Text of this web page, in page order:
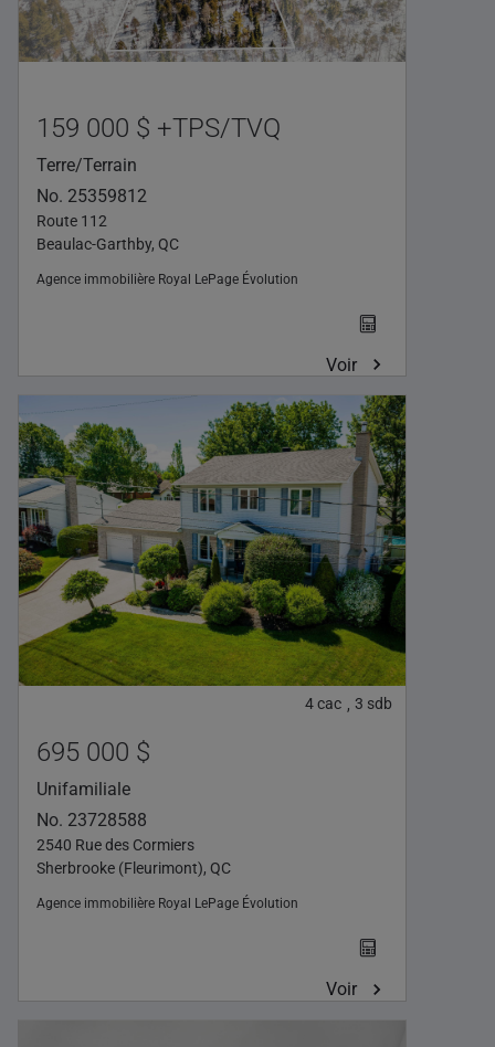
159 000 $ +TPS/TVQ
Terre/Terrain
No. 25359812
Route 112
Beaulac-Garthby, QC
Agence immobilière Royal LePage Évolution
Voir
4 cac , 3 sdb
695 000 $
Unifamiliale
No. 23728588
2540 Rue des Cormiers
Sherbrooke (Fleurimont), QC
Agence immobilière Royal LePage Évolution
Voir